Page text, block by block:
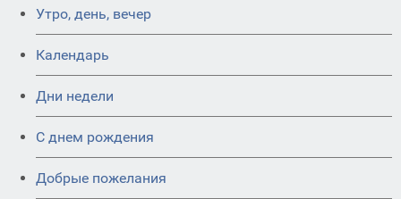
Утро, день, вечер
Календарь
Дни недели
C днем рождения
Добрые пожелания